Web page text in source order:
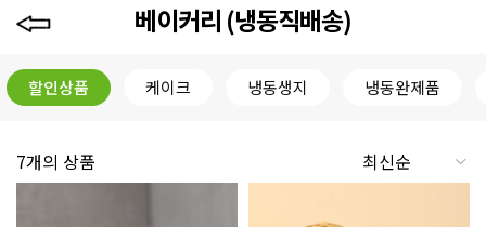
베이커리 (냉동직배송)
할인상품 케이크 냉동생지 냉동완제품
7개의 상품